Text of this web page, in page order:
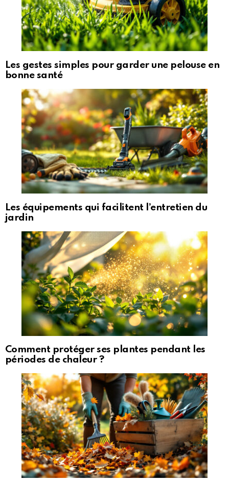
Les gestes simples pour garder une pelouse en
bonne santé
Les équipements qui facilitent l’entretien du
jardin
Comment protéger ses plantes pendant les
périodes de chaleur ?